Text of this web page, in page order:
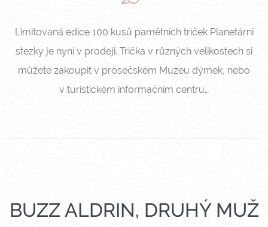
Limitovaná edice 100 kusů pamětních triček Planetární
stezky je nyní v prodeji. Trička v různých velikostech si
můžete zakoupit v prosečském Muzeu dýmek, nebo
v turistickém informačním centru…
BUZZ ALDRIN, DRUHÝ MUŽ